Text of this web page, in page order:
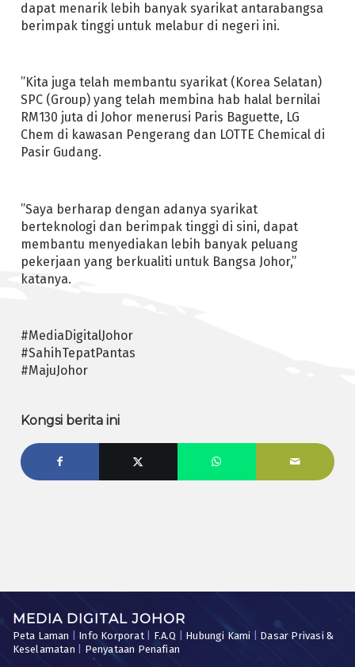
dapat menarik lebih banyak syarikat antarabangsa
berimpak tinggi untuk melabur di negeri ini.
”Kita juga telah membantu syarikat (Korea Selatan)
SPC (Group) yang telah membina hab halal bernilai
RM130 juta di Johor menerusi Paris Baguette, LG
Chem di kawasan Pengerang dan LOTTE Chemical di
Pasir Gudang.
”Saya berharap dengan adanya syarikat
berteknologi dan berimpak tinggi di sini, dapat
membantu menyediakan lebih banyak peluang
pekerjaan yang berkualiti untuk Bangsa Johor,”
katanya.
#MediaDigitalJohor
#SahihTepatPantas
#MajuJohor
Kongsi berita ini
MEDIA DIGITAL JOHOR
Peta Laman Info Korporat| F.A.Q Hubungi Kami
Dasar Privasi &
Keselamatan
Penyataan Penafian